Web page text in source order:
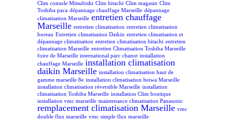
Clim console Mitsubishi Clim hitachi Clim magasin Clim
Toshiba paca dépannage chauffage Marseille dépannage
climatisation Marseille entretien chauffage
Marseille entretien climatisation entretien climatisation
bureau Entretien climatisation Daikin entretien climatisation et
dépannage climatisation entretien climatisation hitachi entretien
climatisation Marseille entretien Climatisation Toshiba Marseille
foire de Marseille international parc chanot installation
chauffage Marseille installation climatisation
daikin Marseille installation climatisation haut de
gamme marseille 8e installation climatisation heiwa Marseille
installation climatisation réversible Marseille installation
climatisation Toshiba Marseille installation Clim boutique
installation vmc marseille maintenance climatisation Panasonic
remplacement climatisation Marseille vmc
double flux marseille vmc simple flux marseille